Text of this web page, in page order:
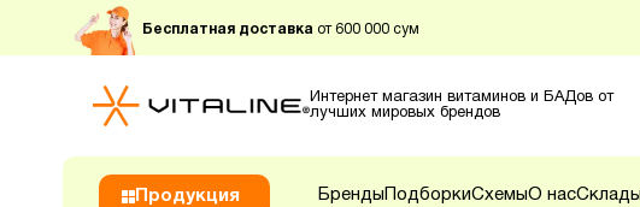
Бесплатная доставка от 600 000 сум
Интернет магазин витаминов и БАДов от
лучших мировых брендов
Продукция Бренды ПодборкиСхемыО насСклады